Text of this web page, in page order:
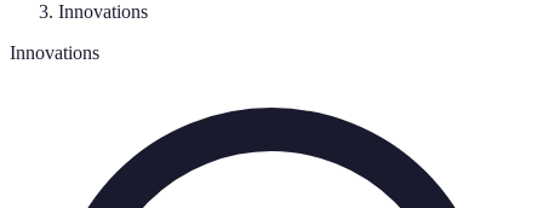
Innovations
Innovations